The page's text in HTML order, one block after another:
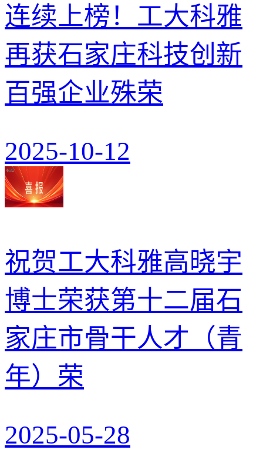
连续上榜！工大科雅
再获石家庄科技创新
百强企业殊荣
2025-10-12
祝贺工大科雅高晓宇
博士荣获第十二届石
家庄市骨干人才（青
年）荣
2025-05-28